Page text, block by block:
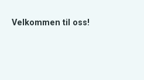
Velkommen til oss!